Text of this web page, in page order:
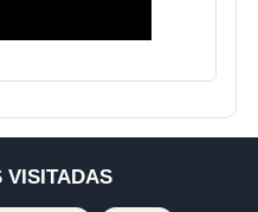
VISITADAS